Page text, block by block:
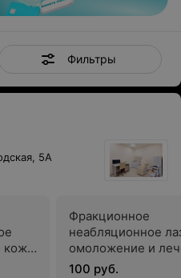
Фильтры
5А
кожи
Фракционное
неабляционное
омоложение и
периорбитальной
100 руб.